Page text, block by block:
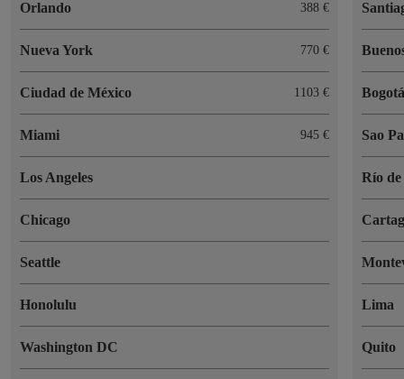
Orlando 388 €
Nueva York 770 €
Ciudad de México 1103 €
Miami 945 €
Los Angeles
Chicago
Seattle
Honolulu
Washington DC
Sao
Río
Lima
Quito